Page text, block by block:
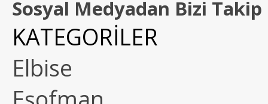
Sosyal Medyadan Bizi Takip
KATEGORİLER
Elbise